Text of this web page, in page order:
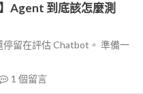
Agent 到底該怎麼測
留在評估 Chatbot。 準備一
1 個留言